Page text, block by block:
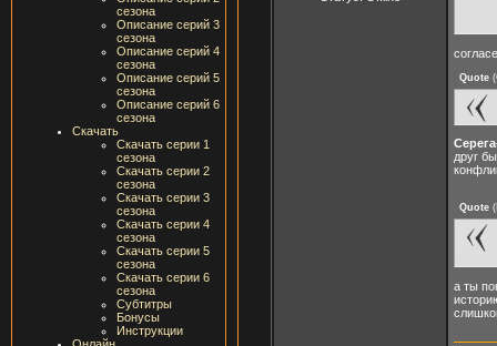
сезона
Описание серий 3
сезона
Описание серий 4
сезона
Описание серий 5
сезона
Описание серий 6
сезона
Скачать
Скачать серии 1
сезона
Скачать серии 2
сезона
Скачать серии 3
сезона
Скачать серии 4
сезона
Скачать серии 5
сезона
Скачать серии 6
сезона
Субтитры
Бонусы
Инструкции
Quote (
друг
Quote (
а ты